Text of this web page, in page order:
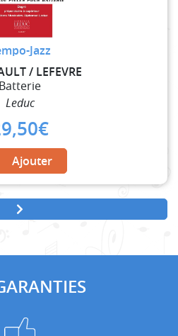
Jazz
/ LEFEVRE
Batterie
Leduc
€
Ajouter